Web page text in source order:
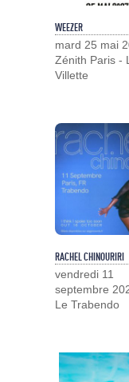
WEEZER
mard 25 mai
Zénith Paris -
Villette
RACHEL CHINOURIRI
vendredi 11
septembre
Le Trabendo